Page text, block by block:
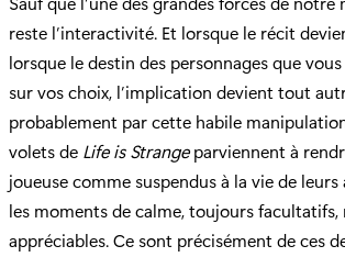
reste l’interactivité. Et lorsque le récit
lorsque le destin des personnages que
sur vos choix, l’implication devient tout
probablement par cette habile
volets de Life is Strangeparviennent à
joueuse comme suspendus à la vie de leurs
les moments de calme, toujours facultatifs,
appréciables. Ce sont précisément de ces